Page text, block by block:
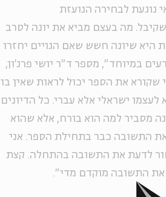
לבחירה הנועזת
מה בעצם מביא את יונה לסרב
היא שיונה חשש שאם הגויים יחזרו
במיוחד", מספר ד"ר יושי פרג'ון,
שקורא את הספר יכול לראות שאין בו
לעצמו ישראלי אלא עברי. כל הדיונים
מסביר למה הוא בורח, אלא שהוא
התשובה כבר בתחילת הספר. אני
לדעת את התשובה בהתחלה. קצת
את התשובה מוקדם מדי".